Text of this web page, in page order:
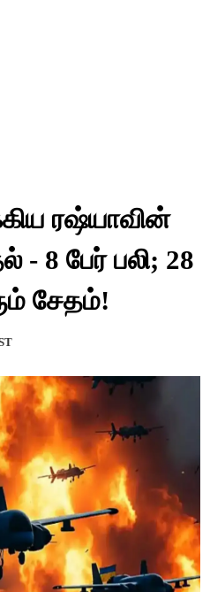
ரஷ்யாவின்
8 பேர் பலி; 28
சேதம்!